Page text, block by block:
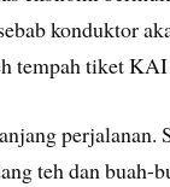
konduktor
tempah tiket
perjalanan.
teh dan buah-